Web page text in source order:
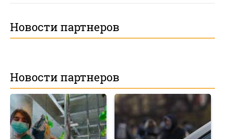
Новости партнеров
Новости партнеров